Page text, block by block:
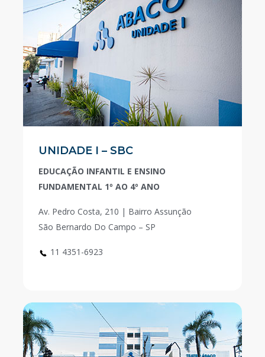
UNIDADE I – SBC
EDUCAÇÃO INFANTIL E ENSINO
FUNDAMENTAL 1º AO 4º ANO
Av. Pedro Costa, 210 | Bairro Assunção
São Bernardo Do Campo – SP
11 4351-6923